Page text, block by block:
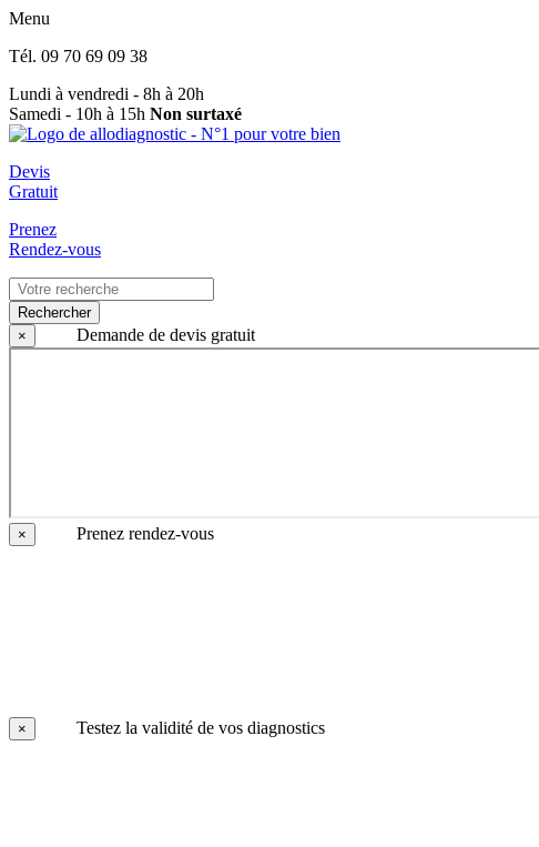
Menu
Tél. 09 70 69 09 38
Lundi à vendredi - 8h à 20h
Samedi - 10h à 15h Non surtaxé
Devis
Gratuit
Prenez
Rendez-vous
Rechercher
×
Demande de devis gratuit
× Prenez rendez-vous
× Testez la validité de vos diagnostics